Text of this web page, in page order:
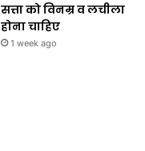
सत्ता को विनम्र व लचीला
होना चाहिए
1 week ago